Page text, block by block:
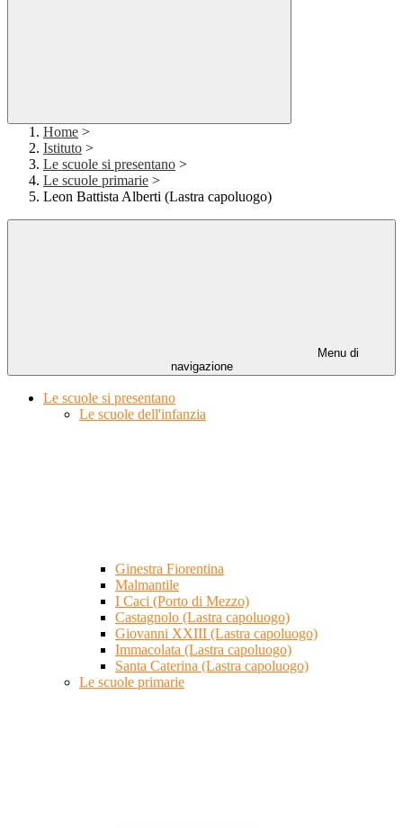
Home >
Istituto >
Le scuole si presentano >
Le scuole primarie >
Leon Battista Alberti (Lastra capoluogo)
Menu di
navigazione
Le scuole si presentano
Le scuole dell'infanzia
Ginestra Fiorentina
Malmantile
I Caci (Porto di Mezzo)
Castagnolo (Lastra capoluogo)
Giovanni XXIII (Lastra capoluogo)
Immacolata (Lastra capoluogo)
Santa Caterina (Lastra capoluogo)
Le scuole primarie